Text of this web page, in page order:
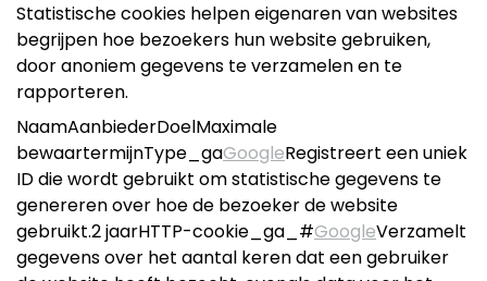
Statistische cookies helpen eigenaren van websites
begrijpen hoe bezoekers hun website gebruiken,
door anoniem gegevens te verzamelen en te
rapporteren.
NaamAanbiederDoelMaximale
bewaartermijnType_gaGoogleRegistreert een uniek
ID die wordt gebruikt om statistische gegevens te
genereren over hoe de bezoeker de website
gebruikt.2 jaarHTTP-cookie_ga_#GoogleVerzamelt
gegevens over het aantal keren dat een gebruiker